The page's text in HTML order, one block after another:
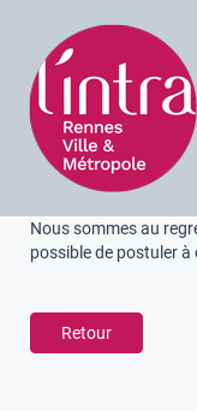
Nous sommes au
possible de postuler à
Retour